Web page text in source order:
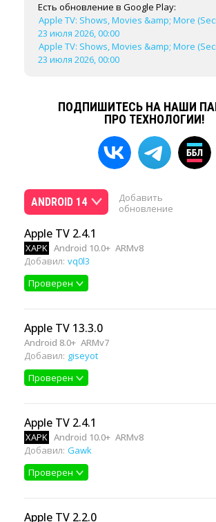
Есть обновление в Google Play:
Apple TV: Shows, Movies &amp; More
23 июля 2026, 00:00
Apple TV: Shows, Movies &amp; More
23 июля 2026, 00:00
ПОДПИШИТЕСЬ НА НАШИ
ПРО ТЕХНОЛОГИИ!
ANDROID 14
Добавить
обновление
Apple TV 2.4.1
XAPK Android 10.0+ ARMv8
Добавил: vq0l3
Проверен
Apple TV 13.3.0
Android 8.0+ ARMv7
Добавил: giseyot
Проверен
Apple TV 2.4.1
XAPK Android 10.0+ ARMv8
Добавил: Gawk
Проверен
Apple TV 2.2.0